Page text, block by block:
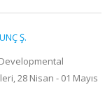
Ş.
28 Nisan - 01 Mayıs